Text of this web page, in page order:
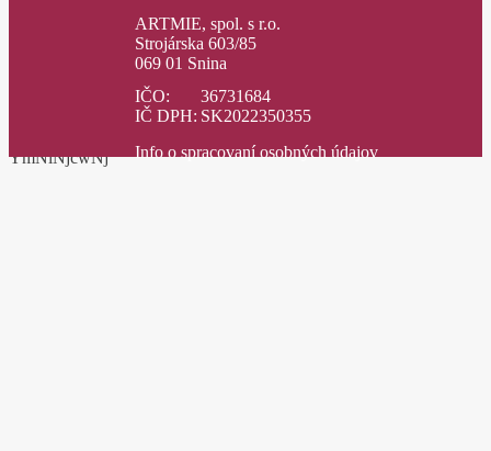
ARTMIE, spol. s r.o.
Strojárska 603/85
069 01 Snina
IČO:
36731684
IČ DPH: SK2022350355
Info o spracovaní osobných údajov
YmNiNjcwNj